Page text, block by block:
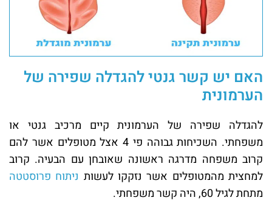
האם יש קשר גנטי להגדלה שפירה של
הערמונית
להגדלה שפירה של הערמונית קיים מרכיב גנטי או
משפחתי. השכיחות גבוהה פי 4 אצל מטופלים אשר להם
קרוב משפחה מדרגה ראשונה שאובחן עם הבעיה. קרוב
למחצית מהמטופלים אשר נזקקו לעשות ניתוח פרוסטטה
מתחת לגיל 60, היה קשר משפחתי.